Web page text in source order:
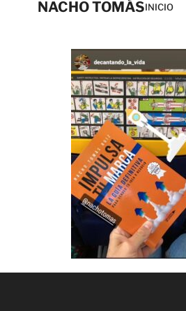
NACHO TOMÁSINICIO